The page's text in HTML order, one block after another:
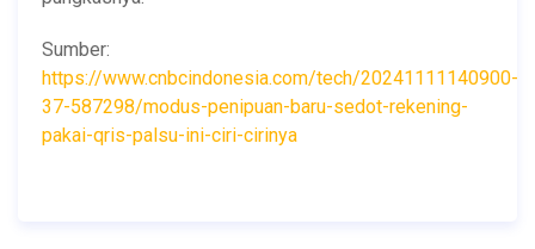
Sumber:
https://www.cnbcindonesia.com/tech/20241111140900-
37-587298/modus-penipuan-baru-sedot-rekening-
pakai-qris-palsu-ini-ciri-cirinya